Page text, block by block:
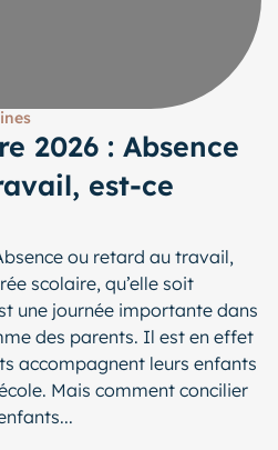
2026 : Absence
est-ce
ou retard au travail,
scolaire, qu’elle soit
une journée importante dans
des parents. Il est en effet
accompagnent leurs enfants
Mais comment concilier